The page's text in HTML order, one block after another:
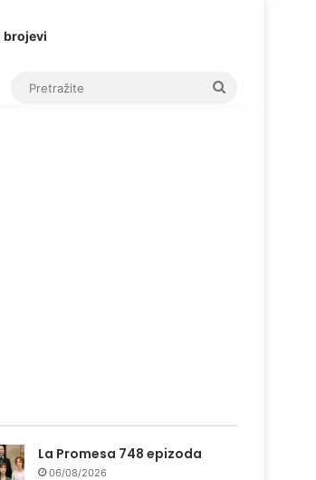
brojevi
La Promesa 748 epizoda
06/08/2026